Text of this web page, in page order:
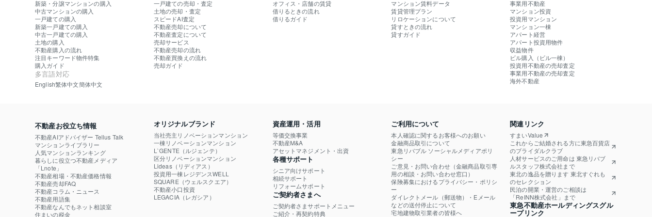
新築・分譲マンションの購入
中古マンションの購入
一戸建ての購入
新築一戸建ての購入
中古一戸建ての購入
土地の購入
不動産購入の流れ
注目キーワード物件特集
購入ガイド
多言語対応
English繁体中文簡体中文
一戸建ての売却・査定
土地の売却・査定
スピードAI査定
不動産売却について
不動産査定について
売却サービス
不動産売却の流れ
不動産買換えの流れ
売却ガイド
オフィス・店舗の賃貸
借りるときの流れ
借りるガイド
マンション賃料データ
賃貸管理プラン
リロケーションについて
貸すときの流れ
貸すガイド
事業用不動産
マンション投資
投資用マンション
マンション一棟
アパート経営
アパート投資用物件
収益物件
ビル購入（ビル一棟）
投資用不動産の売却査定
事業用不動産の売却査定
海外不動産
不動産お役立ち情報
不動産AIアドバイザー Tellus Talk
マンションライブラリー
人気マンションランキング
暮らしに役立つ不動産メディア
「Lnote」
不動産相場・不動産価格情報
不動産売却FAQ
不動産コラム・ニュース
不動産用語集
不動産なんでもネット相談室
住まいの税金
オリジナルブランド
当社売主リノベーションマンション
一棟リノベーションマンション
L`GENTE（ルジェンテ）
区分リノベーションマンション
Lideas（リディアス）
投資用一棟レジデンスWELL
SQUARE（ウェルスクエア）
不動産小口投資
LEGACIA（レガシア）
資産運用・活用
等価交換事業
不動産M&A
アセットマネジメント・出資
各種サポート
シニア向けサポート
相続サポート
リフォームサポート
ご契約者さまへ
ご契約者さまサポートメニュー
ご紹介・再契約特典
ご利用について
本人確認に関するお客様へのお願い
金融商品取引について
東急リバブル ソーシャルメディアポリ
シー
ご意見・お問い合わせ（金融商品取引専
用の相談・お問い合わせ窓口）
保険募集におけるプライバシー・ポリシ
ー
ダイレクトメール（郵送物）・Eメール
などの送付停止について
宅地建物取引業者の皆様へ
関連リンク
すまいValue
これからご結婚される方に東急百貨店
のブライダルクラブ
人材サービスのご用命は 東急リバブ
ルスタッフ株式会社まで
東北の逸品を贈ります 東北すぐれも
のセレクション
民泊の開業・運営のご相談は
「ReINN株式会社」まで
東急不動産ホールディングスグル
ープリンク